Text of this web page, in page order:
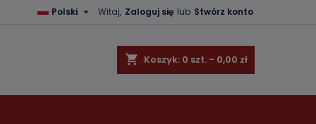
Witaj, Zaloguj się lub Stwórz konto
Polski 
shopping_cart Koszyk: 0 szt. - 0,00 zł